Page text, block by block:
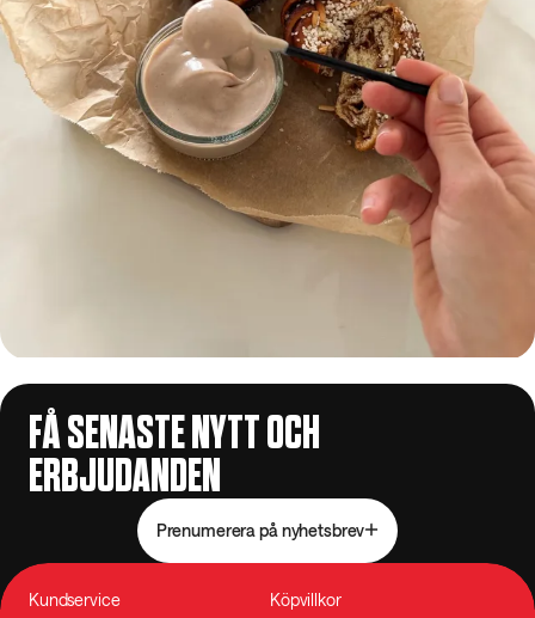
FÅ SENASTE NYTT OCH
ERBJUDANDEN
Prenumerera på nyhetsbrev
Kundservice
Köpvillkor